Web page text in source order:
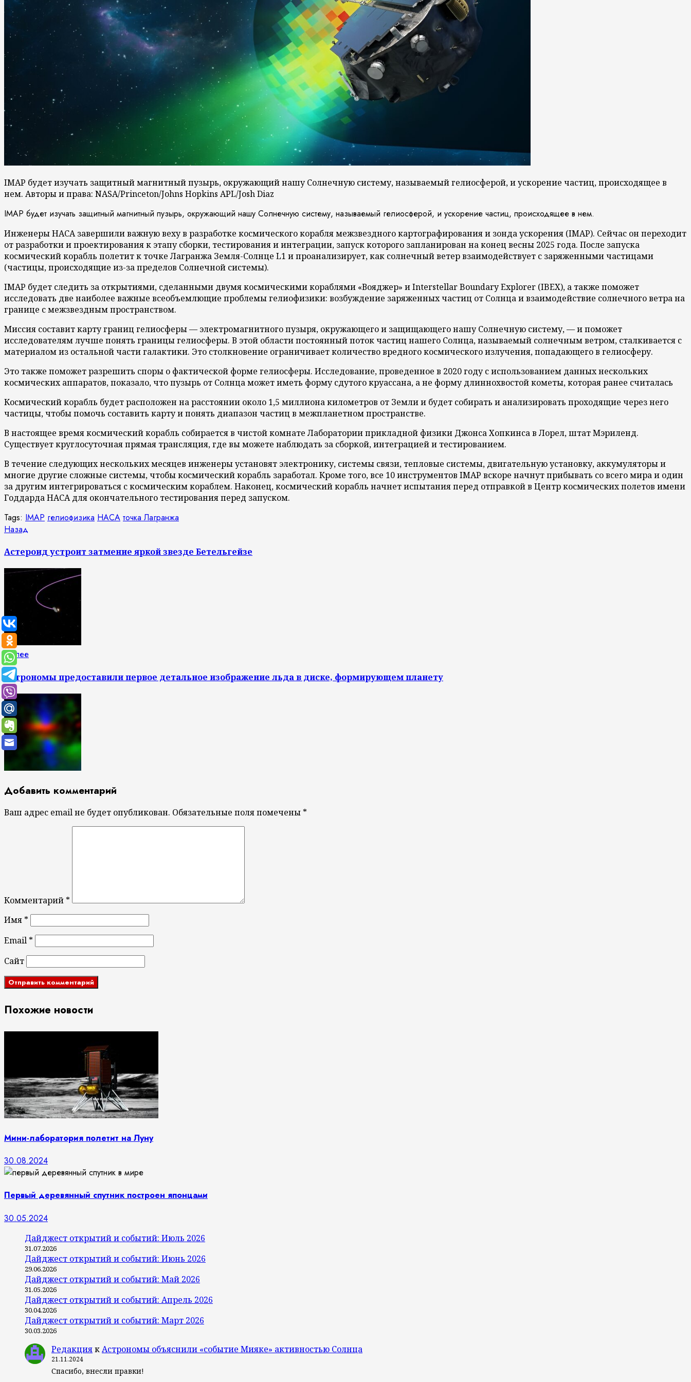
IMAP будет изучать защитный магнитный пузырь, окружающий нашу Солнечную систему, называемый гелиосферой, и ускорение частиц, происходящее в
нем. Авторы и права: NASA/Princeton/Johns Hopkins APL/Josh Diaz
IMAP будет изучать защитный магнитный пузырь, окружающий нашу Солнечную систему, называемый гелиосферой, и ускорение частиц, происходящее в нем.
Инженеры НАСА завершили важную веху в разработке космического корабля межзвездного картографирования и зонда ускорения (IMAP). Сейчас он переходит
от разработки и проектирования к этапу сборки, тестирования и интеграции, запуск которого запланирован на конец весны 2025 года. После запуска
космический корабль полетит к точке Лагранжа Земля-Солнце L1 и проанализирует, как солнечный ветер взаимодействует с заряженными частицами
(частицы, происходящие из-за пределов Солнечной системы).
IMAP будет следить за открытиями, сделанными двумя космическими кораблями «Вояджер» и Interstellar Boundary Explorer (IBEX), а также поможет
исследовать две наиболее важные всеобъемлющие проблемы гелиофизики: возбуждение заряженных частиц от Солнца и взаимодействие солнечного ветра на
границе с межзвездным пространством.
Миссия составит карту границ гелиосферы — электромагнитного пузыря, окружающего и защищающего нашу Солнечную систему, — и поможет
исследователям лучше понять границы гелиосферы. В этой области постоянный поток частиц нашего Солнца, называемый солнечным ветром, сталкивается с
материалом из остальной части галактики. Это столкновение ограничивает количество вредного космического излучения, попадающего в гелиосферу.
Это также поможет разрешить споры о фактической форме гелиосферы. Исследование, проведенное в 2020 году с использованием данных нескольких
космических аппаратов, показало, что пузырь от Солнца может иметь форму сдутого круассана, а не форму длиннохвостой кометы, которая ранее считалась
Космический корабль будет расположен на расстоянии около 1,5 миллиона километров от Земли и будет собирать и анализировать проходящие через него
частицы, чтобы помочь составить карту и понять диапазон частиц в межпланетном пространстве.
В настоящее время космический корабль собирается в чистой комнате Лаборатории прикладной физики Джонса Хопкинса в Лорел, штат Мэриленд.
Существует круглосуточная прямая трансляция, где вы можете наблюдать за сборкой, интеграцией и тестированием.
В течение следующих нескольких месяцев инженеры установят электронику, системы связи, тепловые системы, двигательную установку, аккумуляторы и
многие другие сложные системы, чтобы космический корабль заработал. Кроме того, все 10 инструментов IMAP вскоре начнут прибывать со всего мира и один
за другим интегрироваться с космическим кораблем. Наконец, космический корабль начнет испытания перед отправкой в Центр космических полетов имени
Годдарда НАСА для окончательного тестирования перед запуском.
Tags: IMAP гелиофизика НАСА точка Лагранжа
Продолжить
чтение
Назад
Астероид устроит затмение яркой звезде Бетельгейзе
ДалееСледующая
Астрономы предоставили первое детальное изображение льда в диске, формирующем планету
Добавить комментарий
Ваш адрес email не будет опубликован. Обязательные поля помечены *
Комментарий *
Имя *
Email *
Сайт
Похожие новости
Мини-лаборатория полетит на Луну
30.08.2024
Первый деревянный спутник построен японцами
30.05.2024
Дайджест открытий и событий: Июль 2026
31.07.2026
Дайджест открытий и событий: Июнь 2026
29.06.2026
Дайджест открытий и событий: Май 2026
31.05.2026
Дайджест открытий и событий: Апрель 2026
30.04.2026
Дайджест открытий и событий: Март 2026
30.03.2026
РедакциякАстрономы объяснили «событие Мияке» активностью Солнца
21.11.2024
Спасибо, внесли правки!